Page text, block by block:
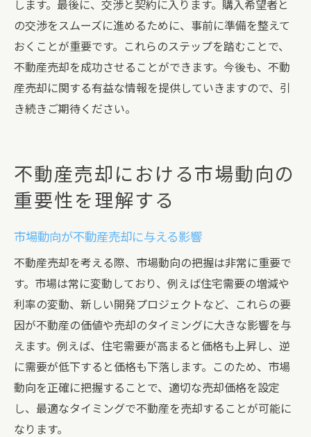
します。最後に、交渉と契約に入ります。購入希望者と
の交渉をスムーズに進めるために、事前に準備を整えて
おくことが重要です。これらのステップを踏むことで、
不動産売却を成功させることができます。今後も、不動
産売却に関する有益な情報を提供していきますので、引
き続きご期待ください。
不動産売却における市場動向の
重要性を理解する
市場動向が不動産売却に与える影響
不動産売却を考える際、市場動向の把握は非常に重要で
す。市場は常に変動しており、例えば住宅需要の増減や
利率の変動、新しい開発プロジェクトなど、これらの要
因が不動産の価値や売却のタイミングに大きな影響を与
えます。例えば、住宅需要が高まると価格も上昇し、逆
に需要が低下すると価格も下落します。このため、市場
動向を正確に把握することで、適切な売却価格を設定
し、最適なタイミングで不動産を売却することが可能に
なります。